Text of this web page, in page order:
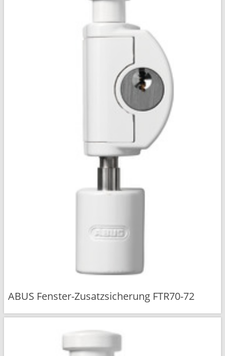
ABUS Fenster-Zusatzsicherung FTR70-72